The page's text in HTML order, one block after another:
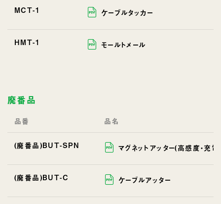
MCT-1 ケーブルタッカー
HMT-1 モールトメール
廃番品
品番 品名
(廃番品)BUT-SPN マグネットアッター(高感度・充電
(廃番品)BUT-C ケーブルアッター